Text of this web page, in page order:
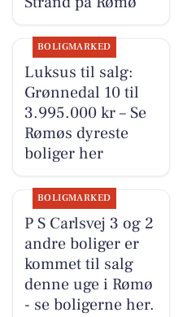
BOLIGMARKED
Luksus til salg:
Grønnedal 10 til
3.995.000 kr – Se
Rømøs dyreste
boliger her
BOLIGMARKED
P S Carlsvej 3 og 2
andre boliger er
kommet til salg
denne uge i Rømø
- se boligerne her.